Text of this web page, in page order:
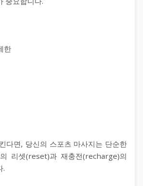
한
다면, 당신의 스포츠 마사지는 단순한
리셋(reset)과 재충전(recharge)의
.